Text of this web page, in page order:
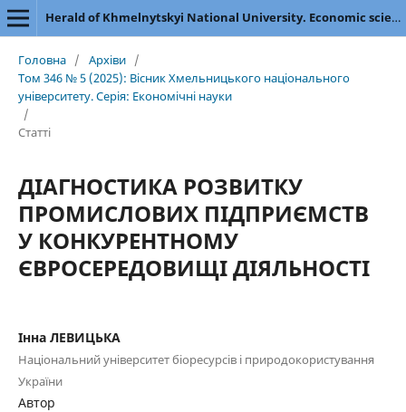
Herald of Khmelnytskyi National University. Economic sciences
Головна / Архіви /
Том 346 № 5 (2025): Вісник Хмельницького національного
університету. Серія: Економічні науки
/
Статті
ДІАГНОСТИКА РОЗВИТКУ
ПРОМИСЛОВИХ ПІДПРИЄМСТВ
У КОНКУРЕНТНОМУ
ЄВРОСЕРЕДОВИЩІ ДІЯЛЬНОСТІ
Інна ЛЕВИЦЬКА
Національний університет біоресурсів і природокористування
України
Автор